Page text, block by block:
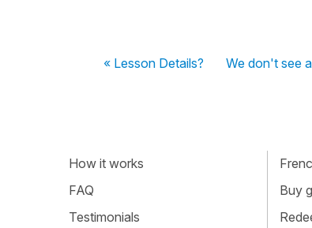
« Lesson Details? We don't see
How it works
FAQ
Testimonials
Buy